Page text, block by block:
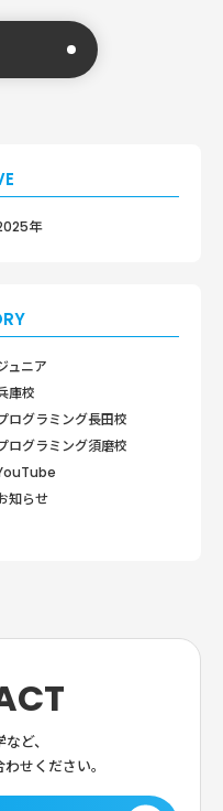
年
ュニア
庫校
ログラミング長田校
ログラミング須磨校
知らせ
ど、
せください。